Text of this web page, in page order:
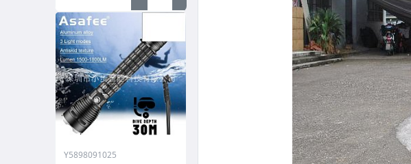
Y5898091025